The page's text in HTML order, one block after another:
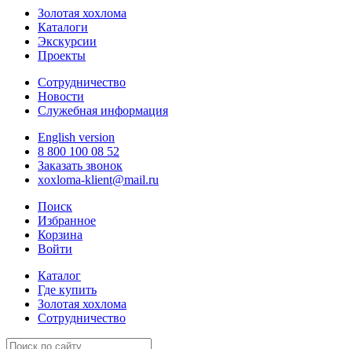
Золотая хохлома
Каталоги
Экскурсии
Проекты
Сотрудничество
Новости
Служебная информация
English version
8 800 100 08 52
Заказать звонок
xoxloma-klient@mail.ru
Поиск
Избранное
Корзина
Войти
Каталог
Где купить
Золотая хохлома
Сотрудничество